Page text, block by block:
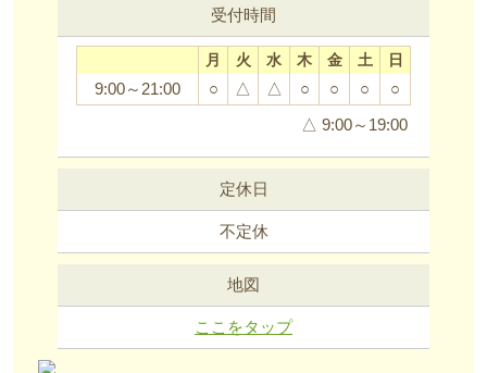
受付時間
月 火 水 木 金 土 日
9:00～21:00 ○ △ △ ○ ○ ○
○
△ 9:00～19:00
定休日
不定休
地図
ここをタップ